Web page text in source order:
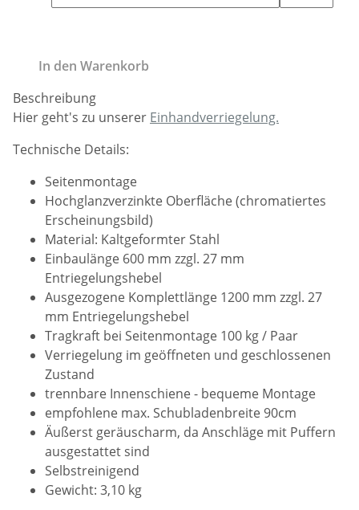
In den Warenkorb
Beschreibung
Hier geht's zu unserer Einhandverriegelung.
Technische Details:
Seitenmontage
Hochglanzverzinkte Oberfläche (chromatiertes
Erscheinungsbild)
Material: Kaltgeformter Stahl
Einbaulänge 600 mm zzgl. 27 mm
Entriegelungshebel
Ausgezogene Komplettlänge 1200 mm zzgl. 27
mm Entriegelungshebel
Tragkraft bei Seitenmontage 100 kg / Paar
Verriegelung im geöffneten und geschlossenen
Zustand
trennbare Innenschiene - bequeme Montage
empfohlene max. Schubladenbreite 90cm
Äußerst geräuscharm, da Anschläge mit Puffern
ausgestattet sind
Selbstreinigend
Gewicht: 3,10 kg